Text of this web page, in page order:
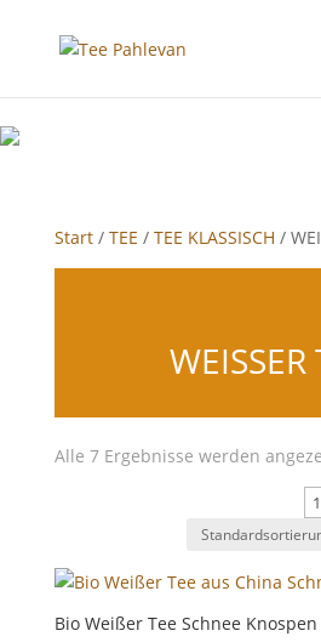
Start/ TEE / TEE KLASSISCH /
WEISSER
Alle 7 Ergebnisse werden
Bio Weißer Tee Schnee Knospen